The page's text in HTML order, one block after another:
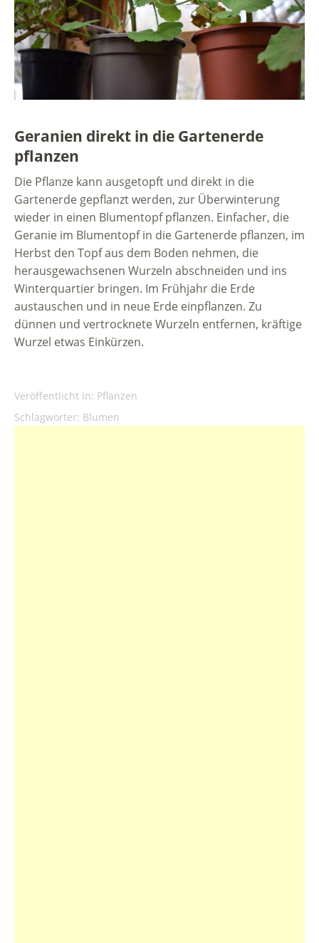
Geranien direkt in die Gartenerde
pflanzen
Die Pflanze kann ausgetopft und direkt in die
Gartenerde gepflanzt werden, zur Überwinterung
wieder in einen Blumentopf pflanzen. Einfacher, die
Geranie im Blumentopf in die Gartenerde pflanzen, im
Herbst den Topf aus dem Boden nehmen, die
herausgewachsenen Wurzeln abschneiden und ins
Winterquartier bringen. Im Frühjahr die Erde
austauschen und in neue Erde einpflanzen. Zu
dünnen und vertrocknete Wurzeln entfernen, kräftige
Wurzel etwas Einkürzen.
Veröffentlicht in: Pflanzen
Schlagwörter: Blumen